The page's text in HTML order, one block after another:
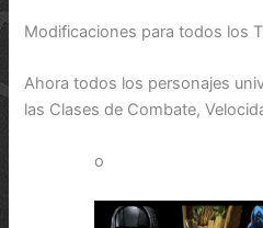
Modificaciones para todos los
Ahora todos los personajes
las Clases de Combate,
o